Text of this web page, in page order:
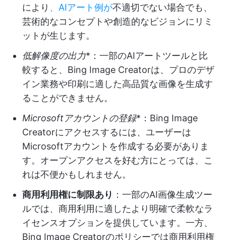
により 、AIアート例が不適切でない場合でも、
芸術的なコンセプトや創造的なビジョンにリミ
ットが生じます。
低解像度の出力*：一部のAIアートツールと比
較すると、Bing Image Creatorは、プロのデザ
イン業務や印刷に適した高品質な画像を生成す
ることができません。
Microsoftアカウントの登録*：Bing Image
Creatorにアクセスするには、ユーザーは
Microsoftアカウントを作成する必要がありま
す。オープンアクセスを好む方にとっては、こ
れは不便かもしれません。
商用利用権に制限あり ：一部のAI画像生成ツー
ルでは、商用利用に適したより明確で柔軟なラ
イセンスオプションを提供しています。一方、
Bing Image Creatorのポリシーでは商用利用権